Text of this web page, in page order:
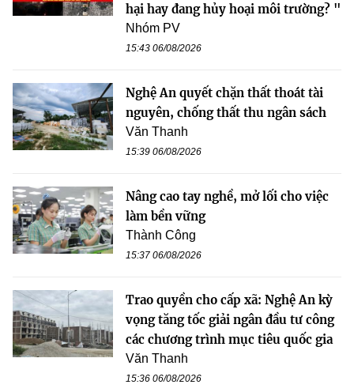
hại hay đang hủy hoại môi trường? "
Nhóm PV
15:43 06/08/2026
Nghệ An quyết chặn thất thoát tài
nguyên, chống thất thu ngân sách
Văn Thanh
15:39 06/08/2026
Nâng cao tay nghề, mở lối cho việc
làm bền vững
Thành Công
15:37 06/08/2026
Trao quyền cho cấp xã: Nghệ An kỳ
vọng tăng tốc giải ngân đầu tư công
các chương trình mục tiêu quốc gia
Văn Thanh
15:36 06/08/2026